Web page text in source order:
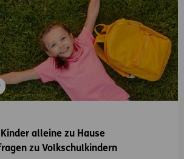
alleine zu Hause
zu Volkschulkindern